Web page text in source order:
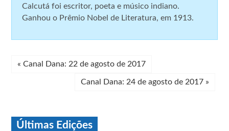
Calcutá foi escritor, poeta e músico indiano.
Ganhou o Prêmio Nobel de Literatura, em 1913.
« Canal Dana: 22 de agosto de 2017
Canal Dana: 24 de agosto de 2017 »
Últimas Edições